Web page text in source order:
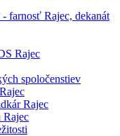
farnosť Rajec, dekanát
Rajec
spoločenstiev
Rajec
Rajec